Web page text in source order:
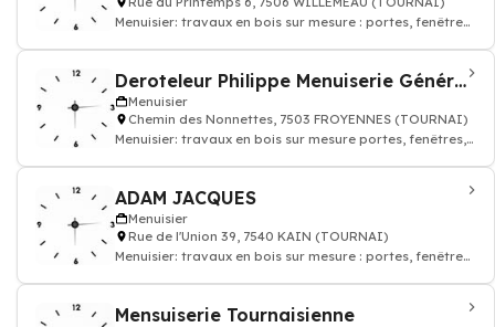
Menuisier: travaux en bois sur mesure : portes, fenêtres,
Deroteleur Philippe Menuiserie Générale
Menuisier
Chemin des Nonnettes, 7503 FROYENNES (TOURNAI)
Menuisier: travaux en bois sur mesure portes, fenêtres,
ADAM JACQUES
Menuisier
Rue de l'Union 39, 7540 KAIN (TOURNAI)
Menuisier: travaux en bois sur mesure : portes, fenêtres,
Mensuiserie Tournaisienne